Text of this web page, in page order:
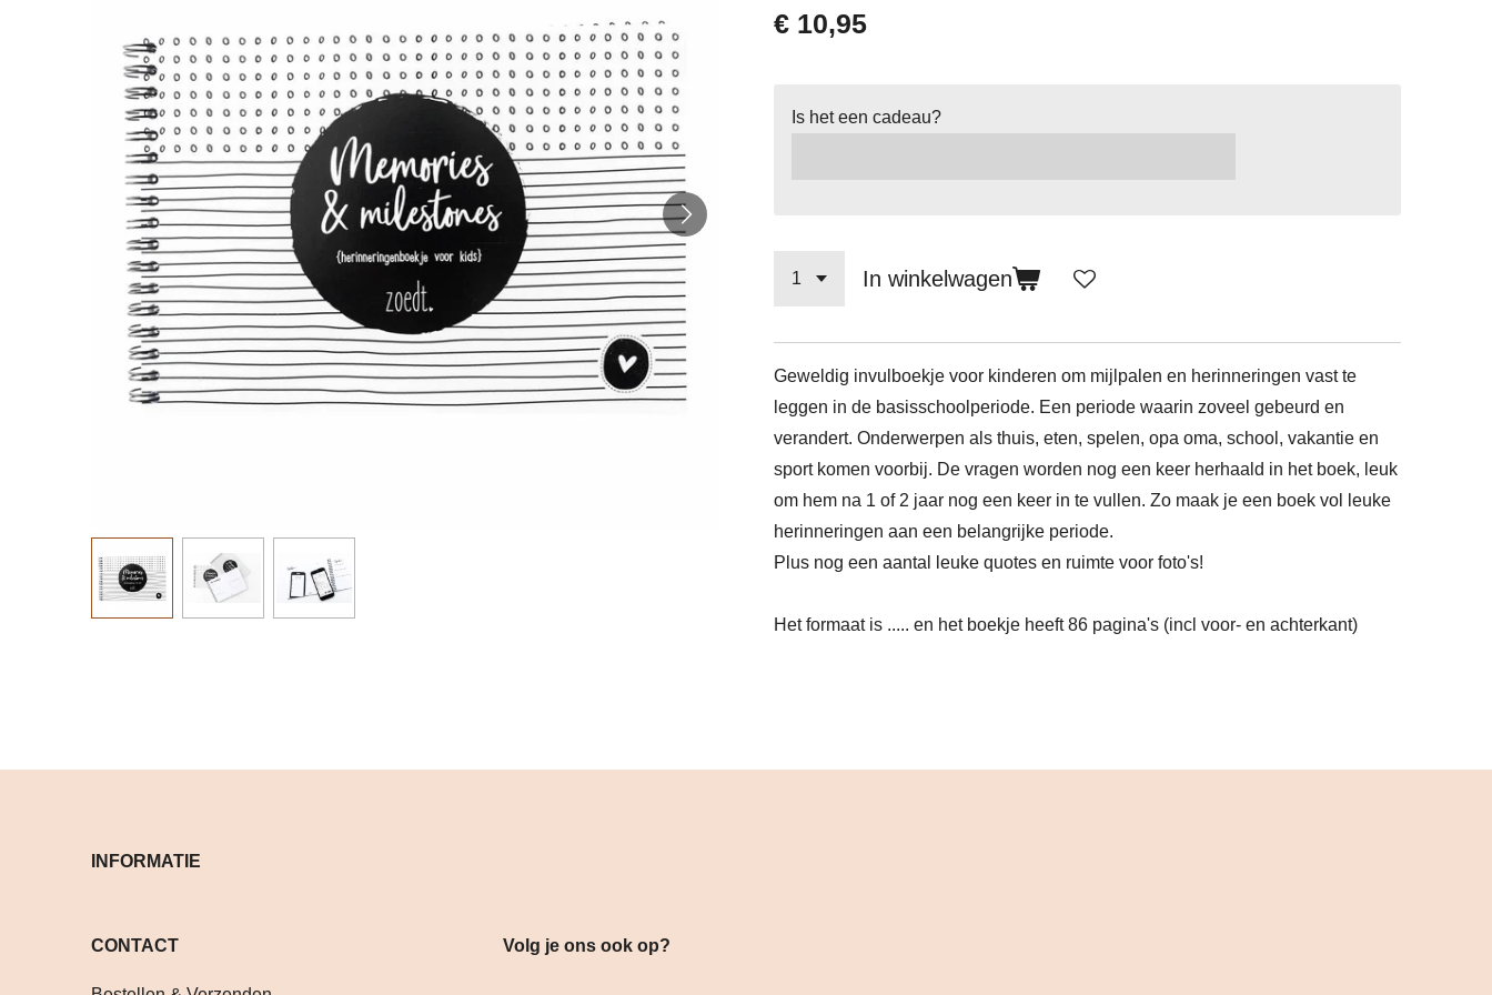
€ 10,95
Is het een cadeau?
In winkelwagen
Geweldig invulboekje voor kinderen om mijlpalen en herinneringen vast te
leggen in de basisschoolperiode. Een periode waarin zoveel gebeurd en
verandert. Onderwerpen als thuis, eten, spelen, opa oma, school, vakantie en
sport komen voorbij. De vragen worden nog een keer herhaald in het boek, leuk
om hem na 1 of 2 jaar nog een keer in te vullen. Zo maak je een boek vol leuke
herinneringen aan een belangrijke periode.
Plus nog een aantal leuke quotes en ruimte voor foto's!
Het formaat is ..... en het boekje heeft 86 pagina's (incl voor- en achterkant)
INFORMATIE
CONTACT Volg je ons ook op?